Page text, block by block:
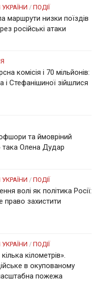
/ ПОДІЇ
маршрути низки поїздів
російські атаки
комісія і 70 мільйонів:
і Стефанішиної зійшлися
та ймовріний
така Олена Дудар
/ ПОДІЇ
волі як політика Росії:
захистити
/ ПОДІЇ
кілометрів».
в окупованому
пожежа